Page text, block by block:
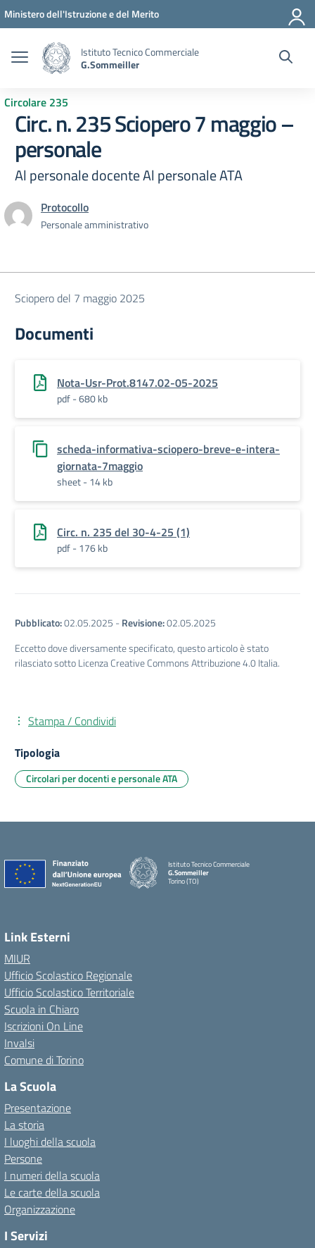
Vai ai contenuti
Vai al menu di navigazione
Vai al footer
Ministero dell'Istruzione e del Merito
Istituto Tecnico Commerciale
G.Sommeiller
Circolare 235
Circ. n. 235 Sciopero 7 maggio –
personale
Al personale docente Al personale ATA
Protocollo
Personale amministrativo
Sciopero del 7 maggio 2025
Documenti
Nota-Usr-Prot.8147.02-05-2025
pdf - 680 kb
scheda-informativa-sciopero-breve-e-intera-
giornata-7maggio
sheet - 14 kb
Circ. n. 235 del 30-4-25 (1)
pdf - 176 kb
Pubblicato:02.05.2025 -Revisione:02.05.2025
Eccetto dove diversamente specificato, questo articolo è stato
rilasciato sotto Licenza Creative Commons Attribuzione 4.0 Italia.
Stampa / Condividi
Tipologia
Circolari per docenti e personale ATA
Istituto Tecnico Commerciale
G.Sommeiller
Torino (TO)
Link Esterni
MIUR
Ufficio Scolastico Regionale
Ufficio Scolastico Territoriale
Scuola in Chiaro
Iscrizioni On Line
Invalsi
Comune di Torino
La Scuola
Presentazione
La storia
I luoghi della scuola
Persone
I numeri della scuola
Le carte della scuola
Organizzazione
I Servizi